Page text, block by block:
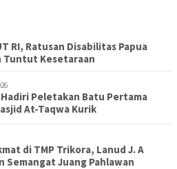
RI, Ratusan Disabilitas Papua
Tuntut Kesetaraan
Peletakan Batu Pertama
At-Taqwa Kurik
di TMP Trikora, Lanud J. A
Semangat Juang Pahlawan